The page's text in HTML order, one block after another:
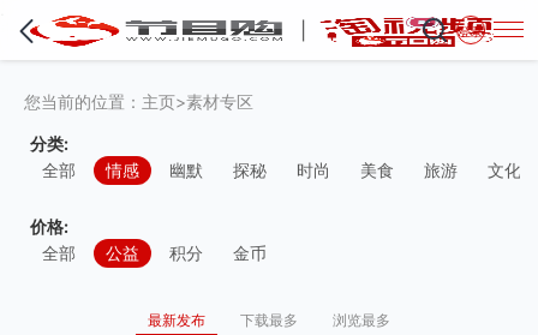
登录
您当前的位置： 主页>素材专区
分类:
全部
情感 幽默 探秘 时尚 美食 旅游 文化
价格:
全部
公益 积分 金币
最新发布 下载最多 浏览最多